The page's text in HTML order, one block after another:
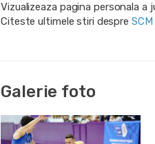
Vizualizeaza pagina personala a
Citeste ultimele stiri despre
Galerie foto